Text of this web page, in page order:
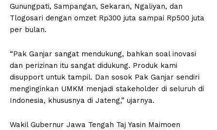
Gunungpati, Sampangan, Sekaran, Ngaliyan, dan
Tlogosari dengan omzet Rp300 juta sampai Rp500 juta
per bulan.
“Pak Ganjar sangat mendukung, bahkan soal inovasi
dan perizinan itu sangat didukung. Produk kami
disupport untuk tampil. Dan sosok Pak Ganjar sendiri
menginginkan UMKM menjadi stakeholder di seluruh di
Indonesia, khususnya di Jateng,” ujarnya.
Wakil Gubernur Jawa Tengah Taj Yasin Maimoen